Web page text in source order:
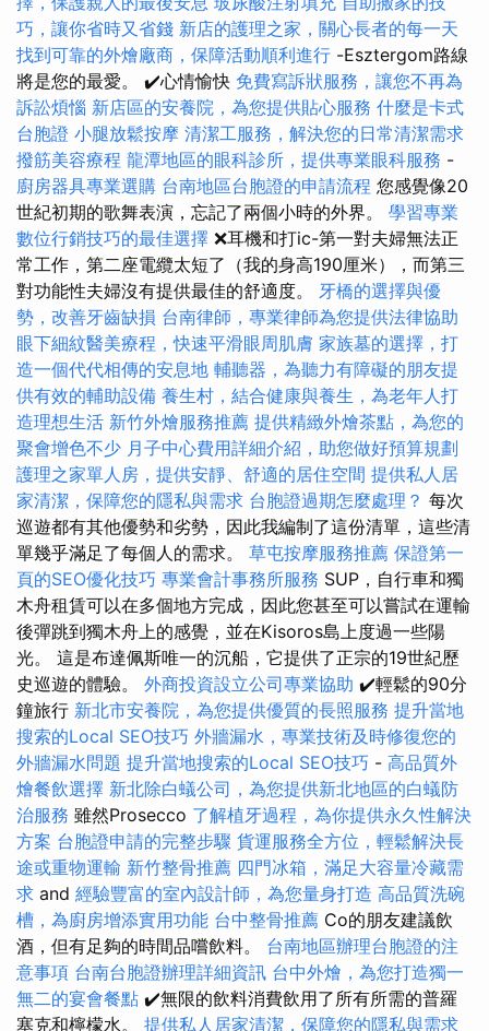
巧，讓你省時又省錢 新店的護理之家，關心長者的每一天
找到可靠的外燴廠商，保障活動順利進行 -Esztergom路線
將是您的最愛。 ✔️心情愉快 免費寫訴狀服務，讓您不再為
訴訟煩惱 新店區的安養院，為您提供貼心服務 什麼是卡式
台胞證 小腿放鬆按摩 清潔工服務，解決您的日常清潔需求
撥筋美容療程 龍潭地區的眼科診所，提供專業眼科服務 -
廚房器具專業選購 台南地區台胞證的申請流程 您感覺像20
世紀初期的歌舞表演，忘記了兩個小時的外界。 學習專業
數位行銷技巧的最佳選擇 ❌耳機和打ic-第一對夫婦無法正
常工作，第二座電纜太短了（我的身高190厘米），而第三
對功能性夫婦沒有提供最佳的舒適度。 牙橋的選擇與優
勢，改善牙齒缺損 台南律師，專業律師為您提供法律協助
眼下細紋醫美療程，快速平滑眼周肌膚 家族墓的選擇，打
造一個代代相傳的安息地 輔聽器，為聽力有障礙的朋友提
供有效的輔助設備 養生村，結合健康與養生，為老年人打
造理想生活 新竹外燴服務推薦 提供精緻外燴茶點，為您的
聚會增色不少 月子中心費用詳細介紹，助您做好預算規劃
護理之家單人房，提供安靜、舒適的居住空間 提供私人居
家清潔，保障您的隱私與需求 台胞證過期怎麼處理？ 每次
巡遊都有其他優勢和劣勢，因此我編制了這份清單，這些清
單幾乎滿足了每個人的需求。 草屯按摩服務推薦 保證第一
頁的SEO優化技巧 專業會計事務所服務 SUP，自行車和獨
木舟租賃可以在多個地方完成，因此您甚至可以嘗試在運輸
後彈跳到獨木舟上的感覺，並在Kisoros島上度過一些陽
光。 這是布達佩斯唯一的沉船，它提供了正宗的19世紀歷
史巡遊的體驗。 外商投資設立公司專業協助 ✔️輕鬆的90分
鐘旅行 新北市安養院，為您提供優質的長照服務 提升當地
搜索的Local SEO技巧 外牆漏水，專業技術及時修復您的
外牆漏水問題 提升當地搜索的Local SEO技巧 - 高品質外
燴餐飲選擇 新北除白蟻公司，為您提供新北地區的白蟻防
治服務 雖然Prosecco 了解植牙過程，為你提供永久性解決
方案 台胞證申請的完整步驟 貨運服務全方位，輕鬆解決長
途或重物運輸 新竹整骨推薦 四門冰箱，滿足大容量冷藏需
求 and 經驗豐富的室內設計師，為您量身打造 高品質洗碗
槽，為廚房增添實用功能 台中整骨推薦 Co的朋友建議飲
酒，但有足夠的時間品嚐飲料。 台南地區辦理台胞證的注
意事項 台南台胞證辦理詳細資訊 台中外燴，為您打造獨一
無二的宴會餐點 ✔️無限的飲料消費飲用了所有所需的普羅
塞克和檸檬水。 提供私人居家清潔，保障您的隱私與需求